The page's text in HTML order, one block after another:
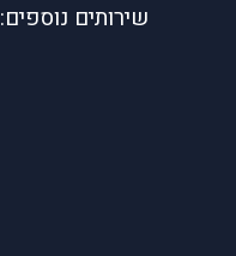
שירותים נוספים: